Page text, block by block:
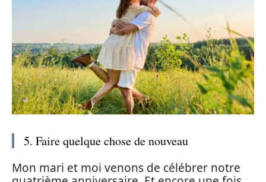
5. Faire quelque chose de nouveau
Mon mari et moi venons de célébrer notre